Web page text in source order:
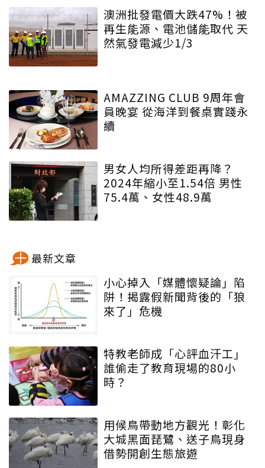
澳洲批發電價大跌47%！被
再生能源、電池儲能取代 天
然氣發電減少1/3
AMAZZING CLUB 9周年會
員晚宴 從海洋到餐桌實踐永
續
男女人均所得差距再降？
2024年縮小至1.54倍 男性
75.4萬、女性48.9萬
最新文章
小心掉入「媒體懷疑論」陷
阱！揭露假新聞背後的「狼
來了」危機
特教老師成「心評血汗工」
誰偷走了教育現場的80小
時？
用候鳥帶動地方觀光！彰化
大城黑面琵鷺、送子鳥現身
借勢開創生態旅遊